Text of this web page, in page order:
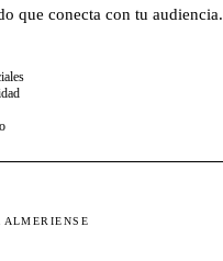
que conecta con tu audiencia.
ALMERIENSE